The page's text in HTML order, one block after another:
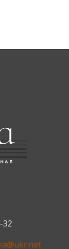
32